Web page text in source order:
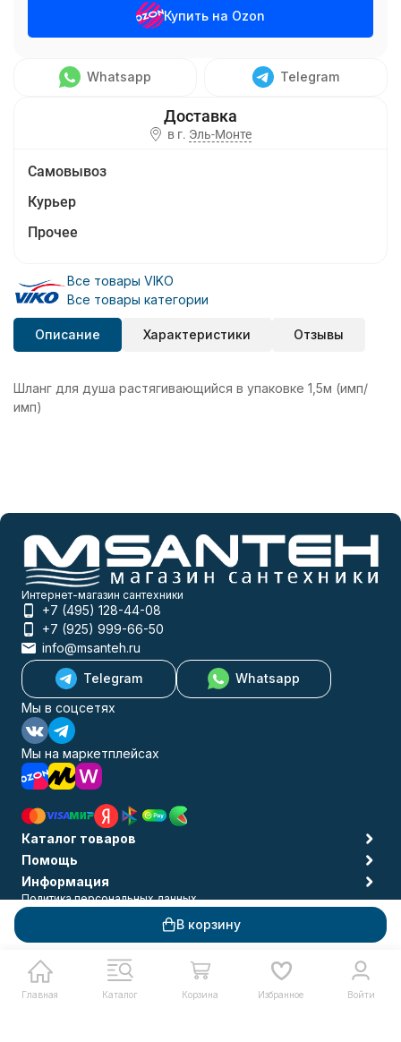
В корзину
Купить на Ozon
Whatsapp Telegram
в г. Эль-Монте
Самовывоз
Курьер
Прочее
Все товары VIKO
Все товары категории
Описание Характеристики Отзывы
Шланг для душа растягивающийся в упаковке 1,5м (имп/
имп)
Главная Каталог Корзина Избранное Войти
Интернет-магазин сантехники
+7 (495) 128-44-08
+7 (925) 999-66-50
info@msanteh.ru
Telegram
Whatsapp
Мы в соцсетях
Мы на маркетплейсах
Каталог товаров
Помощь
Информация
Политика персональных данных
© 2009-2026 MSANTEH